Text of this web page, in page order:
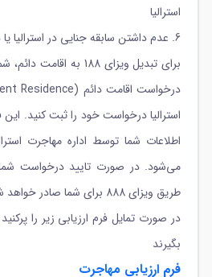
استرالیا
6. عدم داشتن سابقه جنایی در استرالیا یا دیگر کشورها
برای تبدیل ویزای 188 به
استرالیا درخواست خود را ثبت کنید.
اطلاعات شما توسط اداره مهاجرت
می‌شود. در صورت تایید درخواست شما،
طریق ویزای 888 برای شما صادر خواهد شد.
در صورت تمایل فرم ارزیابی زیر را
بگیرند
فرم ارزیابی مهاجرت